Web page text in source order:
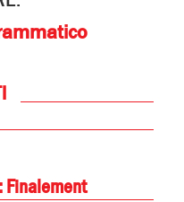
Finalement